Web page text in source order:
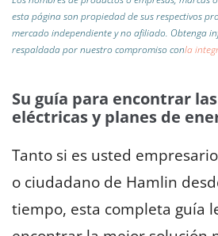
esta página son propiedad de sus respectivos
mercado independiente y no afiliado. Obtenga
respaldada por nuestro compromiso conla
Su guía para encontrar
eléctricas y planes de
Tanto si es usted
o ciudadano de Hamlin
tiempo, esta completa guía